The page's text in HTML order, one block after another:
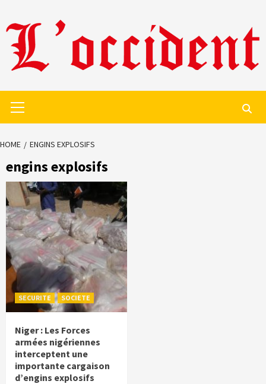
to
content
Menu
HOME ENGINS EXPLOSIFS
engins explosifs
SECURITE SOCIETE
Niger : Les Forces
armées nigériennes
interceptent une
importante cargaison
d’engins explosifs